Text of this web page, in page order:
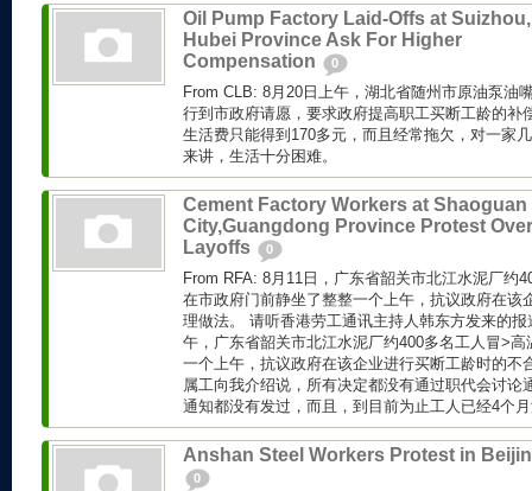
Oil Pump Factory Laid-Offs at Suizhou,
Hubei Province Ask For Higher
Compensation
0
From CLB: 8月20日上午，湖北省随州市原油泵油
行到市政府请愿，要求政府提高职工买断工龄的补
生活费只能得到170多元，而且经常拖欠，对一家
来讲，生活十分困难。
Cement Factory Workers at Shaoguan
City,Guangdong Province Protest Over
Layoffs
0
From RFA: 8月11日，广东省韶关市北江水泥厂约
在市政府门前静坐了整整一个上午，抗议政府在该
理做法。 请听香港劳工通讯主持人韩东方发来的
午，广东省韶关市北江水泥厂约400多名工人冒>
一个上午，抗议政府在该企业进行买断工龄时的不
属工向我介绍说，所有决定都没有通过职代会讨论
通知都没有发过，而且，到目前为止工人已经4个
Anshan Steel Workers Protest in
0